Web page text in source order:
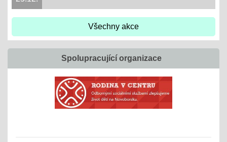
Všechny akce
Spolupracující organizace